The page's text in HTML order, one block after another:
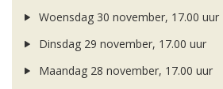
Woensdag 30 november, 17.00 uur
Dinsdag 29 november, 17.00 uur
Maandag 28 november, 17.00 uur